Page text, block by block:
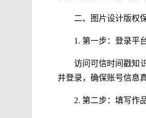
二、图片设计版权
1. 第一步：登录平
访问可信时间戳知
并登录，确保账号信息
2. 第二步：填写作